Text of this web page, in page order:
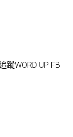
蹤WORD UP FB